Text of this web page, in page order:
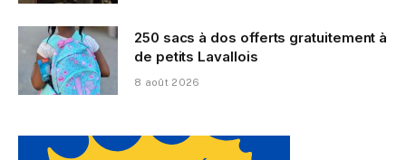
250 sacs à dos offerts gratuitement à
de petits Lavallois
8 août 2026